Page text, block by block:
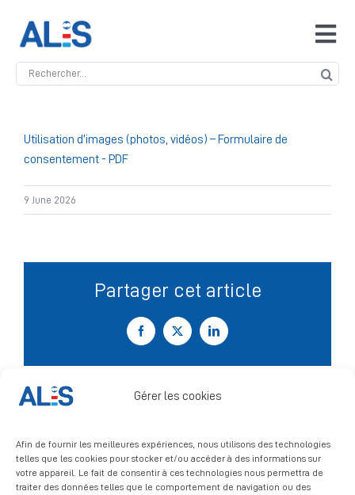
Gérer les cookies
Afin de fournir les meilleures expériences, nous utilisons des technologies
telles que les cookies pour stocker et/ou accéder à des informations sur
votre appareil. Le fait de consentir à ces technologies nous permettra de
traiter des données telles que le comportement de navigation ou des
content
Search
Accueil
ALIS
Antidopage
Manipulation des compétitions
Signalement
Utilisation d’images (photos, vidéos) – Formulaire de
consentement - PDF
9 June 2026
Partager cet article
Facebook
X LinkedIn